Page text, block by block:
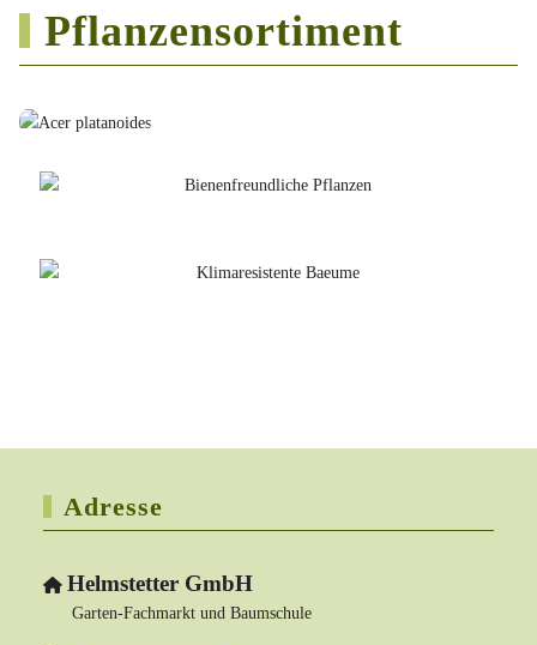
Pflanzensortiment
Adresse
Helmstetter GmbH
Garten-Fachmarkt und Baumschule